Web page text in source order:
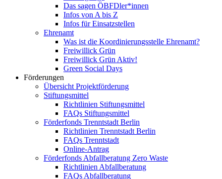
Das sagen ÖBFDler*innen
Infos von A bis Z
Infos für Einsatzstellen
Ehrenamt
Was ist die Koordinierungsstelle Ehrenamt?
Freiwillick Grün
Freiwillick Grün Aktiv!
Green Social Days
Förderungen
Übersicht Projektförderung
Stiftungsmittel
Richtlinien Stiftungsmittel
FAQs Stiftungsmittel
Förderfonds Trenntstadt Berlin
Richtlinien Trenntstadt Berlin
FAQs Trenntstadt
Online-Antrag
Förderfonds Abfallberatung Zero Waste
Richtlinien Abfallberatung
FAQs Abfallberatung